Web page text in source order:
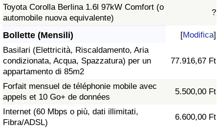
Toyota Corolla Berlina 1.6l 97kW Comfort (o
automobile nuova equivalente)
?
Bollette (Mensili) [Modifica]
Basilari (Elettricità, Riscaldamento, Aria
condizionata, Acqua, Spazzatura) per un
appartamento di 85m2
77.916,67 Ft
Forfait mensuel de téléphonie mobile avec
appels et 10 Go+ de données
5.500,00 Ft
Internet (60 Mbps o più, dati illimitati,
Fibra/ADSL)
6.600,00 Ft